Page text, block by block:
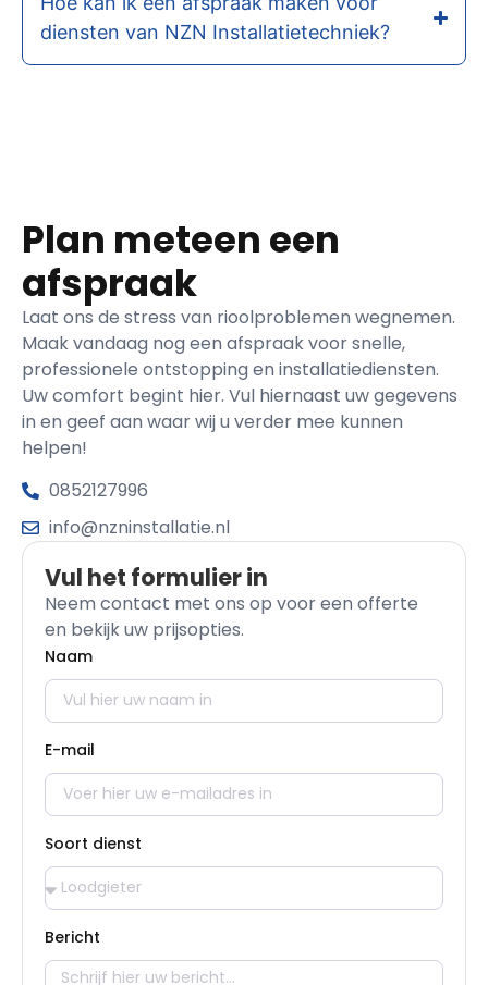
diensten van NZN Installatietechniek?
Plan meteen een
afspraak
Laat ons de stress van rioolproblemen wegnemen.
Maak vandaag nog een afspraak voor snelle,
professionele ontstopping en installatiediensten.
Uw comfort begint hier. Vul hiernaast uw gegevens
in en geef aan waar wij u verder mee kunnen
helpen!
0852127996
info@nzninstallatie.nl
Vul het formulier in
Neem contact met ons op voor een offerte
en bekijk uw prijsopties.
Naam
E-mail
Soort dienst
Bericht